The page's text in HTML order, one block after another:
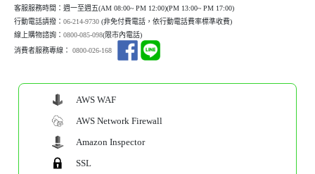
客服服務時間：週一至週五(AM 08:00~ PM 12:00)(PM 13:00~ PM 17:00)
行動電話請撥：06-214-9730 (非免付費電話，依行動電話費率標準收費)
線上購物諮詢：0800-085-098(限市內電話)
消費者服務專線：0800-026-168
AWS WAF
AWS Network Firewall
Amazon Inspector
SSL